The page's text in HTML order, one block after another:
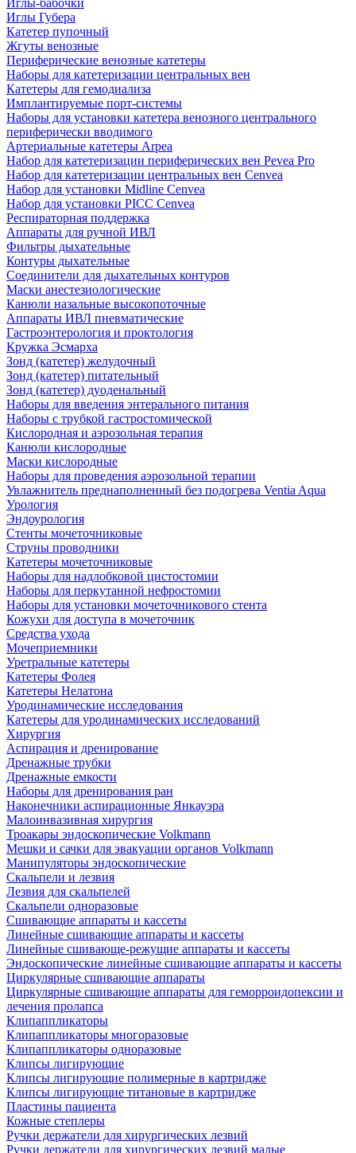
Иглы-бабочки
Иглы Губера
Катетер пупочный
Жгуты венозные
Периферические венозные катетеры
Наборы для катетеризации центральных вен
Катетеры для гемодиализа
Имплантируемые порт‑системы
Наборы для установки катетера венозного центрального
периферически вводимого
Артериальные катетеры Arpea
Набор для катетеризации периферических вен Pevea Pro
Набор для катетеризации центральных вен Cenvea
Набор для установки Midline Cenvea
Набор для установки PICC Cenvea
Респираторная поддержка
Аппараты для ручной ИВЛ
Фильтры дыхательные
Контуры дыхательные
Соединители для дыхательных контуров
Маски анестезиологические
Канюли назальные высокопоточные
Аппараты ИВЛ пневматические
Гастроэнтерология и проктология
Кружка Эсмарха
Зонд (катетер) желудочный
Зонд (катетер) питательный
Зонд (катетер) дуоденальный
Наборы для введения энтерального питания
Наборы с трубкой гастростомической
Кислородная и аэрозольная терапия
Канюли кислородные
Маски кислородные
Наборы для проведения аэрозольной терапии
Увлажнитель преднаполненный без подогрева Ventia Aqua
Урология
Эндоурология
Стенты мочеточниковые
Струны проводники
Катетеры мочеточниковые
Наборы для надлобковой цистостомии
Наборы для перкутанной нефростомии
Наборы для установки мочеточникового стента
Кожухи для доступа в мочеточник
Средства ухода
Мочеприемники
Уретральные катетеры
Катетеры Фолея
Катетеры Нелатона
Уродинамические исследования
Катетеры для уродинамических исследований
Хирургия
Аспирация и дренирование
Дренажные трубки
Дренажные емкости
Наборы для дренирования ран
Наконечники аспирационные Янкауэра
Малоинвазивная хирургия
Троакары эндоскопические Volkmann
Мешки и сачки для эвакуации органов Volkmann
Манипуляторы эндоскопические
Скальпели и лезвия
Лезвия для скальпелей
Скальпели одноразовые
Сшивающие аппараты и кассеты
Линейные сшивающие аппараты и кассеты
Линейные сшивающе-режущие аппараты и кассеты
Эндоскопические линейные сшивающие аппараты и кассеты
Циркулярные сшивающие аппараты
Циркулярные сшивающие аппараты для геморроидопексии и
лечения пролапса
Клипаппликаторы
Клипаппликаторы многоразовые
Клипаппликаторы одноразовые
Клипсы лигирующие
Клипсы лигирующие полимерные в картридже
Клипсы лигирующие титановые в картридже
Пластины пациента
Кожные степлеры
Ручки держатели для хирургических лезвий
Ручки держатели для хирургических лезвий малые